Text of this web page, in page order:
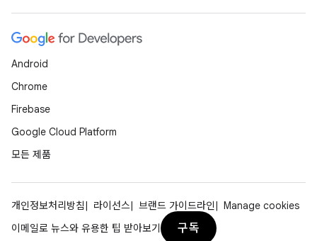
Android
Chrome
Firebase
Google Cloud Platform
모든 제품
개인정보처리방침 라이선스 브랜드 가이드라인
Manage cookies
이메일로 뉴스와 유용한 팁 받아보기
구독